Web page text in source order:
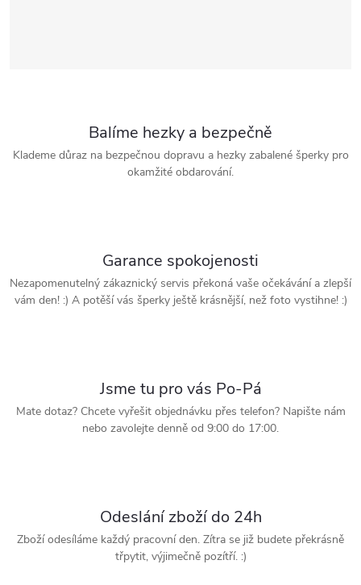
Balíme hezky a bezpečně
Klademe důraz na bezpečnou dopravu a hezky zabalené šperky pro
okamžité obdarování.
Garance spokojenosti
Nezapomenutelný zákaznický servis překoná vaše očekávání a zlepší
vám den! :) A potěší vás šperky ještě krásnější, než foto vystihne! :)
Jsme tu pro vás Po-Pá
Mate dotaz? Chcete vyřešit objednávku přes telefon? Napište nám
nebo zavolejte denně od 9:00 do 17:00.
Odeslání zboží do 24h
Zboží odesíláme každý pracovní den. Zítra se již budete překrásně
třpytit, výjimečně pozítří. :)